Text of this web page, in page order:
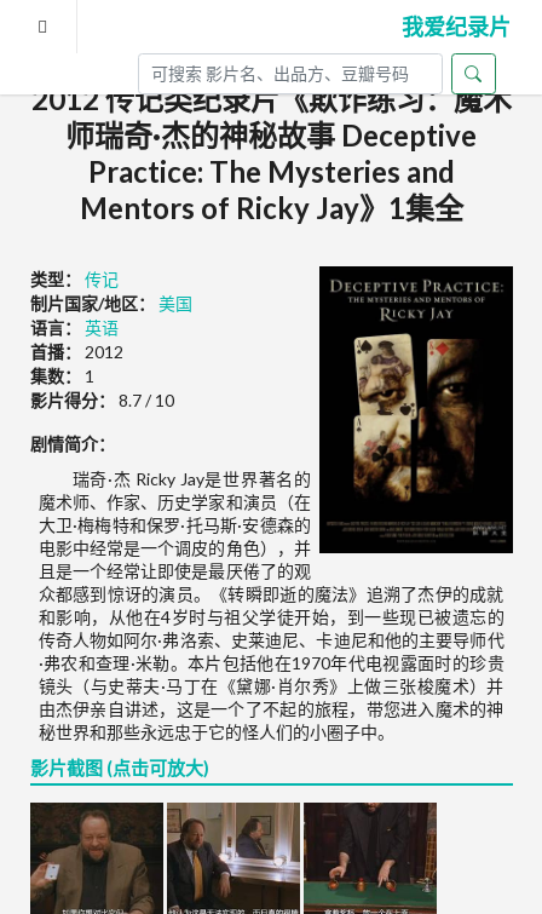
我爱纪录片
2012 传记类纪录片《欺诈练习：魔术
师瑞奇·杰的神秘故事 Deceptive
Practice: The Mysteries and
Mentors of Ricky Jay》1集全
类型：
传记
制片国家/地区：
美国
语言：
英语
首播：
2012
集数：
1
影片得分：
8.7 / 10
剧情简介：
瑞奇·杰 Ricky Jay是世界著名的
魔术师、作家、历史学家和演员（在
大卫·梅梅特和保罗·托马斯·安德森的
电影中经常是一个调皮的角色），并
且是一个经常让即使是最厌倦了的观
众都感到惊讶的演员。《转瞬即逝的魔法》追溯了杰伊的成就
和影响，从他在4岁时与祖父学徒开始，到一些现已被遗忘的
传奇人物如阿尔·弗洛索、史莱迪尼、卡迪尼和他的主要导师代
·弗农和查理·米勒。本片包括他在1970年代电视露面时的珍贵
镜头（与史蒂夫·马丁在《黛娜·肖尔秀》上做三张梭魔术）并
由杰伊亲自讲述，这是一个了不起的旅程，带您进入魔术的神
秘世界和那些永远忠于它的怪人们的小圈子中。
影片截图 (点击可放大)